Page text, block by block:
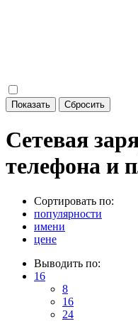
Сетевая
телефона и
Сортировать по:
популярности
имени
цене
Выводить по:
16
8
16
24